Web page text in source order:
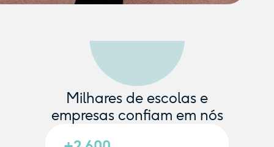
Milhares de escolas e
empresas confiam em nós